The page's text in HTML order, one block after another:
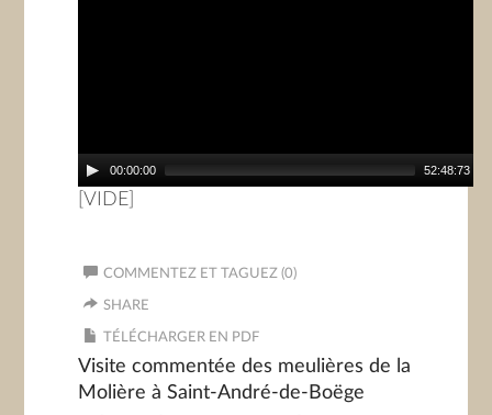
00:00:00 52:48:73
[VIDE]
COMMENTEZ ET TAGUEZ (0)
SHARE
TÉLÉCHARGER EN PDF
Visite commentée des meulières de la
Molière à Saint-André-de-Boëge